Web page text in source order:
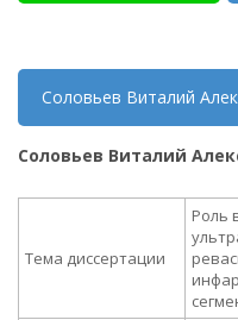
Соловьев Виталий
Соловьев Виталий
Тема диссертации
Роль